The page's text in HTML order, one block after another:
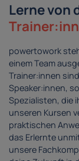
Lerne von
powertowork
einem Team
Trainer:innen
Speaker:innen,
Spezialisten, die
unseren Kursen
praktischen
das Erlernte
unsere